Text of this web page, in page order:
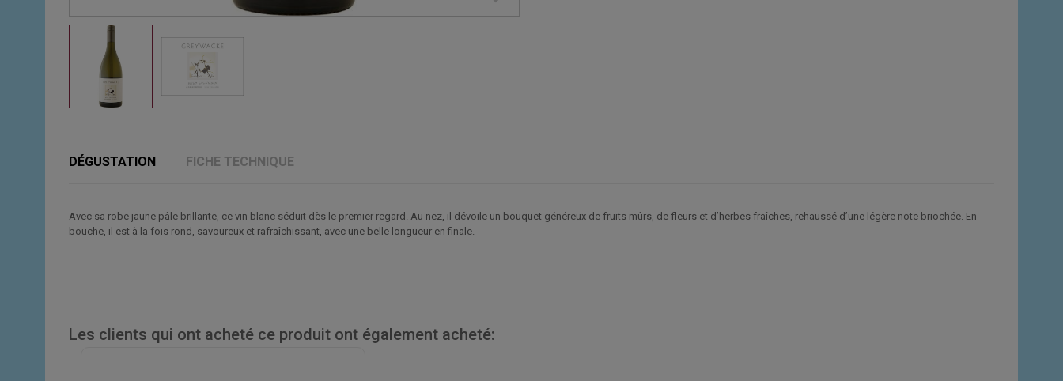
DÉGUSTATION FICHE TECHNIQUE
Avec sa robe jaune pâle brillante, ce vin blanc séduit dès le premier regard. Au nez, il dévoile un bouquet généreux de fruits mûrs, de fleurs et d’herbes fraîches, rehaussé d’une légère note briochée. En
bouche, il est à la fois rond, savoureux et rafraîchissant, avec une belle longueur en finale.
Les clients qui ont acheté ce produit ont également acheté: